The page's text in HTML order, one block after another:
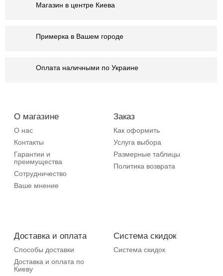
Магазин в центре Киева
Примерка в Вашем городе
Оплата наличными по Украине
О магазине
О нас
Контакты
Гарантии и
преимущества
Сотрудничество
Ваше мнение
Заказ
Как оформить
Услуга выбора
Размерные таблицы
Политика возврата
Доставка и оплата
Способы доставки
Доставка и оплата по
Киеву
Система скидок
Система скидок